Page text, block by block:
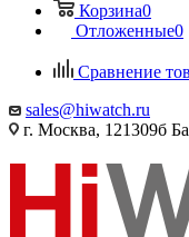
Корзина0
Отложенные0
Сравнение
sales@hiwatch.ru
г. Москва, 121309б